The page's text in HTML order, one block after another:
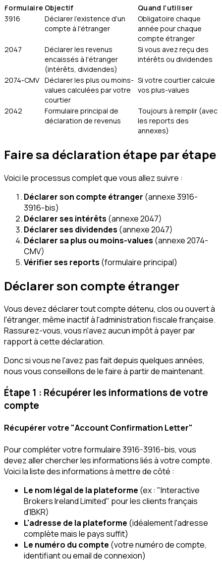
Formulaire Objectif
Quand l'utiliser
3916
Déclarer l'existence d'un
compte à l'étranger
Obligatoire chaque
année pour chaque
compte étranger
2047
Déclarer les revenus
encaissés à l'étranger
(intérêts, dividendes)
Si vous avez reçu des
intérêts ou dividendes
2074-CMV Déclarer les plus ou moins-
values calculées par votre
courtier
Si votre courtier calcule
vos plus-values
2042
Formulaire principal de
déclaration de revenus
Toujours à remplir (avec
les reports des
annexes)
Faire sa déclaration étape par étape
Voici le processus complet que vous allez suivre :
Déclarer son compte étranger (annexe 3916-
3916-bis)
Déclarer ses intérêts (annexe 2047)
Déclarer ses dividendes (annexe 2047)
Déclarer sa plus ou moins-values (annexe 2074-
CMV)
Vérifier ses reports (formulaire principal)
Déclarer son compte étranger
Vous devez déclarer tout compte détenu, clos ou ouvert à
l'étranger, même inactif à l'administration fiscale française.
Rassurez-vous, vous n'avez aucun impôt à payer par
rapport à cette déclaration.
Donc si vous ne l'avez pas fait depuis quelques années,
nous vous conseillons de le faire à partir de maintenant.
Étape 1 : Récupérer les informations de votre
compte
Récupérer votre "Account Confirmation Letter"
Pour compléter votre formulaire 3916-3916-bis, vous
devez aller chercher les informations liés à votre compte.
Voici la liste des informations à mettre de côté :
Le nom légal de la plateforme (ex : "Interactive
Brokers Ireland Limited" pour les clients français
d'IBKR)
L'adresse de la plateforme (idéalement l'adresse
complète mais le pays suffit)
Le numéro du compte (votre numéro de compte,
identifiant ou email de connexion)